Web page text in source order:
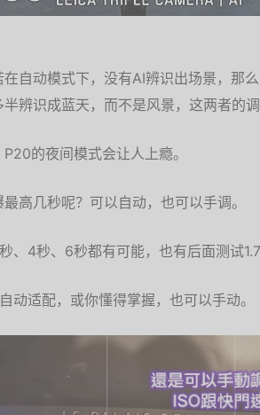
在自动模式下，没有AI辨识出场景，那
辨识成蓝天，而不是风景，这两者的
的夜间模式会让人上瘾。
高几秒呢？可以自动，也可以手调。
、4秒、6秒都有可能，也有后面测试
动适配，或你懂得掌握，也可以手动。